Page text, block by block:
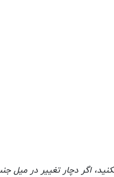
اگر دچار تغییر در